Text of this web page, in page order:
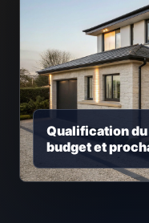
Qualification
budget et